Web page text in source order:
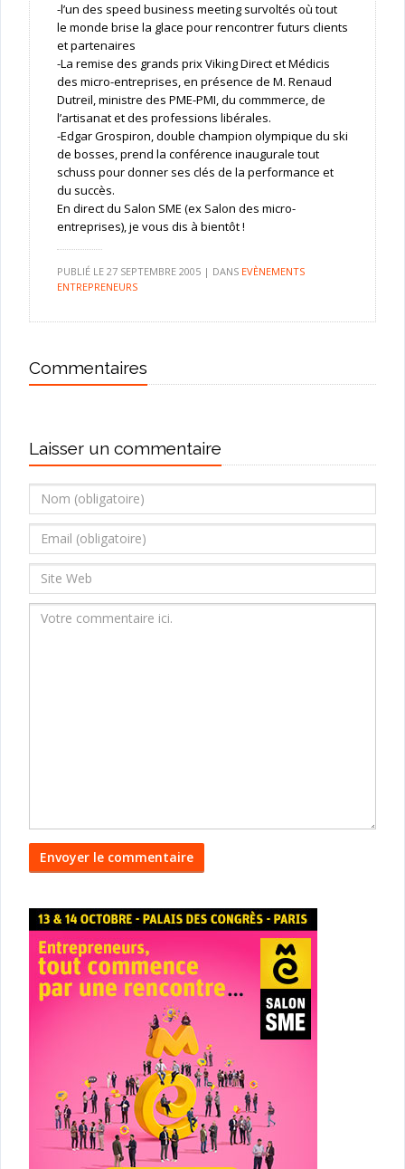
-l’un des speed business meeting survoltés où tout
le monde brise la glace pour rencontrer futurs clients
et partenaires
-La remise des grands prix Viking Direct et Médicis
des micro-entreprises, en présence de M. Renaud
Dutreil, ministre des PME-PMI, du commmerce, de
l’artisanat et des professions libérales.
-Edgar Grospiron, double champion olympique du ski
de bosses, prend la conférence inaugurale tout
schuss pour donner ses clés de la performance et
du succès.
En direct du Salon SME (ex Salon des micro-
entreprises), je vous dis à bientôt !
PUBLIÉ LE 27 SEPTEMBRE 2005| DANS EVÈNEMENTS
ENTREPRENEURS
Commentaires
Laisser un commentaire